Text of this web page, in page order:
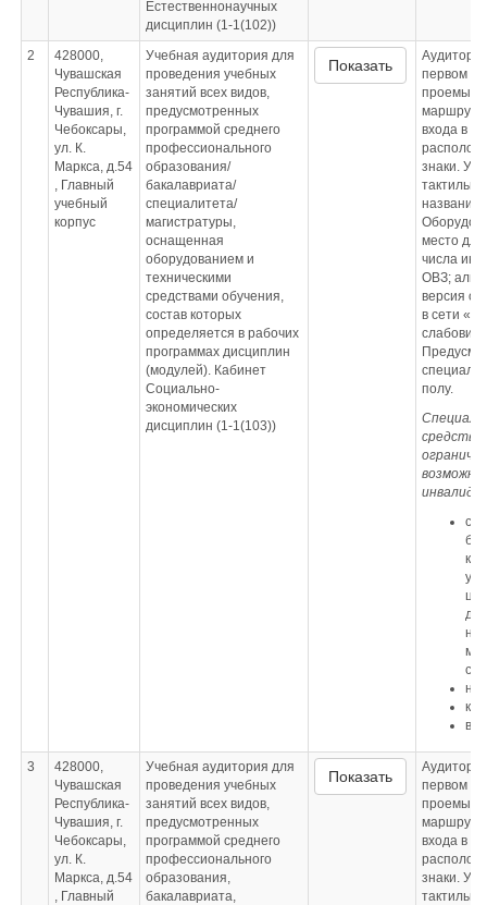
Естественнонаучных
дисциплин (1-1(102))
2
428000,
Чувашская
Республика-
Чувашия, г.
Чебоксары,
ул. К.
Маркса, д.54
, Главный
учебный
корпус
Учебная аудитория для
проведения учебных
занятий всех видов,
предусмотренных
программой среднего
профессионального
образования/
бакалавриата/
специалитета/
магистратуры,
оснащенная
оборудованием и
техническими
средствами обучения,
состав которых
определяется в рабочих
программах дисциплин
(модулей). Кабинет
Социально-
экономических
дисциплин (1-1(103))
Показать
первом
проемы
маршруту
входа в
знаки. У
место
числа
ОВЗ;
версия
в сети
полу.
средства
инвалидов
3
428000,
Чувашская
Республика-
Чувашия, г.
Чебоксары,
ул. К.
Маркса, д.54
, Главный
Учебная аудитория для
проведения учебных
занятий всех видов,
предусмотренных
программой среднего
профессионального
образования,
бакалавриата,
Показать
первом
проемы
маршруту
входа в
знаки. У